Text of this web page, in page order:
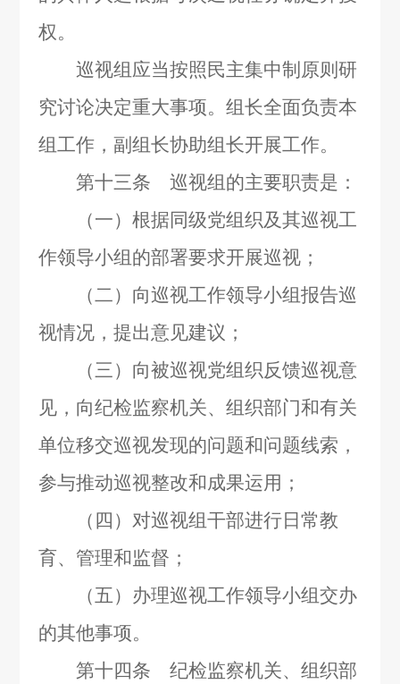
权。
巡视组应当按照民主集中制原则研
究讨论决定重大事项。组长全面负责本
组工作，副组长协助组长开展工作。
第十三条 巡视组的主要职责是：
（一）根据同级党组织及其巡视工
作领导小组的部署要求开展巡视；
（二）向巡视工作领导小组报告巡
视情况，提出意见建议；
（三）向被巡视党组织反馈巡视意
见，向纪检监察机关、组织部门和有关
单位移交巡视发现的问题和问题线索，
参与推动巡视整改和成果运用；
（四）对巡视组干部进行日常教
育、管理和监督；
（五）办理巡视工作领导小组交办
的其他事项。
第十四条 纪检监察机关、组织部